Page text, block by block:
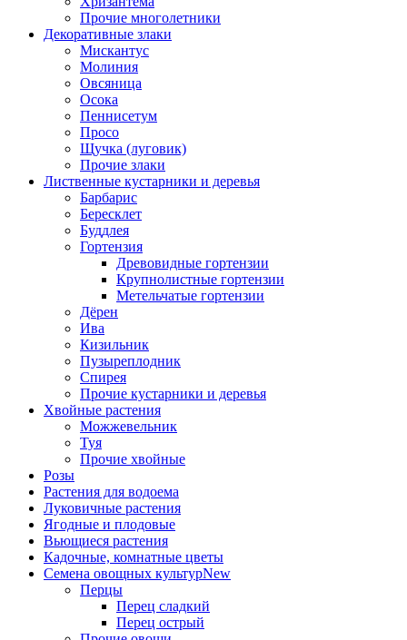
Прочие многолетники
Декоративные злаки
Мискантус
Молиния
Овсяница
Осока
Пеннисетум
Просо
Щучка (луговик)
Прочие злаки
Лиственные кустарники и деревья
Барбарис
Бересклет
Буддлея
Гортензия
Древовидные гортензии
Крупнолистные гортензии
Метельчатые гортензии
Дёрен
Ива
Кизильник
Пузыреплодник
Спирея
Прочие кустарники и деревья
Хвойные растения
Можжевельник
Туя
Прочие хвойные
Розы
Растения для водоема
Луковичные растения
Ягодные и плодовые
Вьющиеся растения
Кадочные, комнатные цветы
Семена овощных культурNew
Перцы
Перец сладкий
Перец острый